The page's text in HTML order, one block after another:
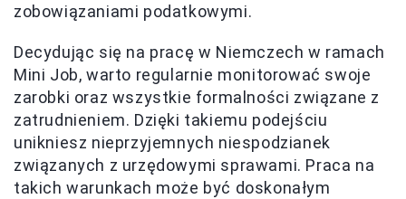
zobowiązaniami podatkowymi.
Decydując się na pracę w Niemczech w ramach
Mini Job, warto regularnie monitorować swoje
zarobki oraz wszystkie formalności związane z
zatrudnieniem. Dzięki takiemu podejściu
unikniesz nieprzyjemnych niespodzianek
związanych z urzędowymi sprawami. Praca na
takich warunkach może być doskonałym